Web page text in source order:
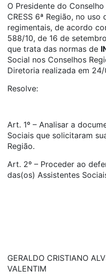
O Presidente do
CRESS 6ª Região, no
regimentais, de acordo
588/10, de 16 de
que trata das normas de
Social nos Conselhos
Diretoria realizada em
Resolve:
Art. 1º – Analisar a
Sociais que solicitaram
Região.
Art. 2º – Proceder ao
das(os) Assistentes
GERALDO CRISTIANO
VALENTIM